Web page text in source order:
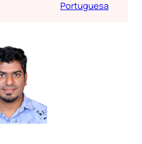
Portuguesa